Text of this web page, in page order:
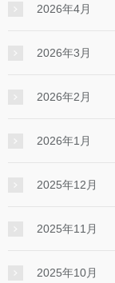
2026年4月
2026年3月
2026年2月
2026年1月
2025年12月
2025年11月
2025年10月